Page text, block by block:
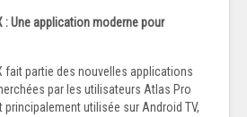
: Une application moderne pour
fait partie des nouvelles applications
par les utilisateurs Atlas Pro
principalement utilisée sur Android TV,